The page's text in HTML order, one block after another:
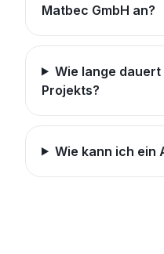
Matbec GmbH an?
Wie lange
Projekts?
Wie kann ich ein